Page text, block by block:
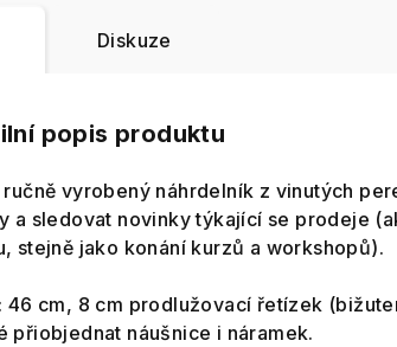
Diskuze
popis produktu
ručně vyrobený náhrdelník z vinutých
a sledovat novinky týkající se prodeje
stejně jako konání kurzů a workshopů).
46 cm, 8 cm prodlužovací řetízek
přiobjednat náušnice i náramek.